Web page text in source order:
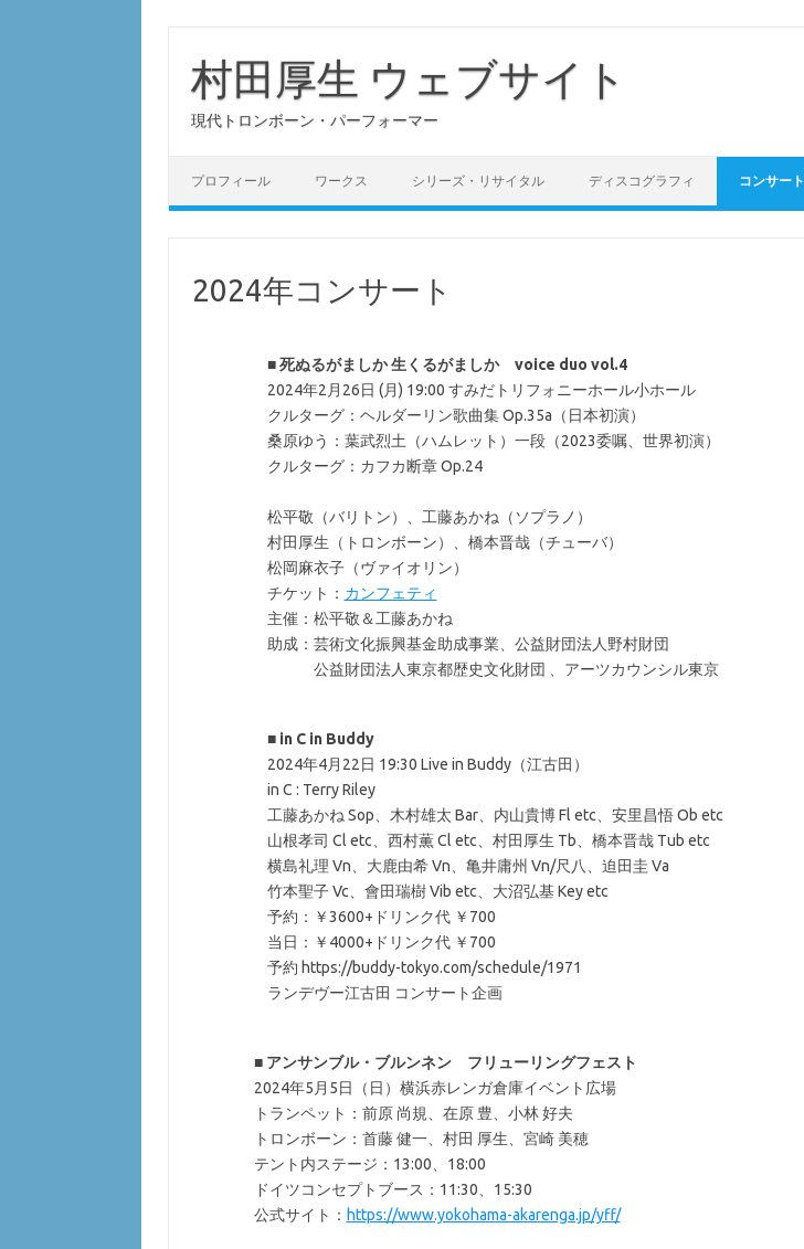
村田厚生 ウェブサイト
現代トロンボーン・パーフォーマー
プロフィール ワークス シリーズ・リサイタル ディスコグラフィ コンサート
2024年コンサート
■死ぬるがましか 生くるがましか voice duo vol.4
2024年2月26日 (月) 19:00 すみだトリフォニーホール小ホール
クルターグ：ヘルダーリン歌曲集 Op.35a（日本初演）
桑原ゆう：葉武烈土（ハムレット）一段（2023委嘱、世界初演）
クルターグ：カフカ断章 Op.24
松平敬（バリトン）、工藤あかね（ソプラノ）
村田厚生（トロンボーン）、橋本晋哉（チューバ）
松岡麻衣子（ヴァイオリン）
チケット： カンフェティ
主催：松平敬＆工藤あかね
助成：芸術文化振興基金助成事業、公益財団法人野村財団
公益財団法人東京都歴史文化財団 、アーツカウンシル東京
■ in C in Buddy
2024年4月22日 19:30 Live in Buddy（江古田）
in C : Terry Riley
工藤あかね Sop、木村雄太 Bar、内山貴博 Fl etc、安里昌悟 Ob etc
山根孝司 Cl etc、西村薫 Cl etc、村田厚生 Tb、橋本晋哉 Tub etc
横島礼理 Vn、大鹿由希 Vn、亀井庸州 Vn/尺八、迫田圭 Va
竹本聖子 Vc、會田瑞樹 Vib etc、大沼弘基 Key etc
予約：￥3600+ドリンク代 ￥700
当日：￥4000+ドリンク代 ￥700
予約 https://buddy-tokyo.com/schedule/1971
ランデヴー江古田 コンサート企画
■ アンサンブル・ブルンネン フリューリングフェスト
2024年5月5日（日）横浜赤レンガ倉庫イベント広場
トランペット：前原 尚規、在原 豊、小林 好夫
トロンボーン：首藤 健一、村田 厚生、宮崎 美穂
テント内ステージ：13:00、18:00
ドイツコンセプトブース：11:30、15:30
公式サイト： https://www.yokohama-akarenga.jp/yff/